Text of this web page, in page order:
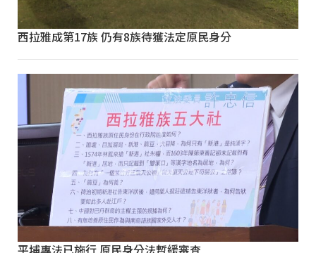
西拉雅成第17族 仍有8族待獲法定原民身分
平埔專法已施行 原民身分法暫緩審查